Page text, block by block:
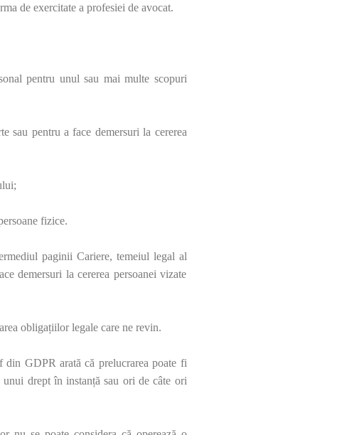
de exercitate a profesiei de avocat.
pentru unul sau mai multe scopuri
sau pentru a face demersuri la cererea
fizice.
paginii Cariere, temeiul legal al
demersuri la cererea persoanei vizate
obligațiilor legale care ne revin.
din GDPR arată că prelucrarea poate fi
unui drept în instanță sau ori de câte ori